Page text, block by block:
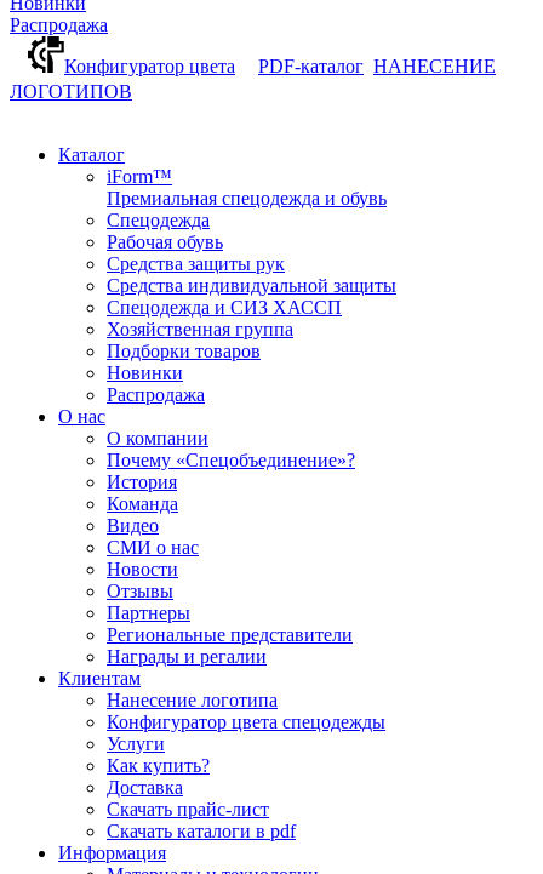
Распродажа
Конфигуратор цвета
PDF-каталог НАНЕСЕНИЕ
ЛОГОТИПОВ
Каталог
iForm™
Премиальная спецодежда и обувь
Спецодежда
Рабочая обувь
Средства защиты рук
Средства индивидуальной защиты
Спецодежда и СИЗ ХАССП
Хозяйственная группа
Подборки товаров
Новинки
Распродажа
О нас
О компании
Почему «Спецобъединение»?
История
Команда
Видео
СМИ о нас
Новости
Отзывы
Партнеры
Региональные представители
Награды и регалии
Клиентам
Нанесение логотипа
Конфигуратор цвета спецодежды
Услуги
Как купить?
Доставка
Скачать прайс-лист
Скачать каталоги в pdf
Информация